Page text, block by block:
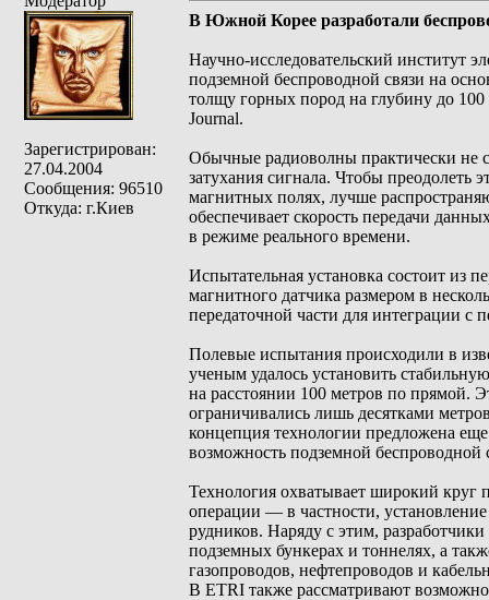
Зарегистрирован:
27.04.2004
Сообщения: 96510
Откуда: г.Киев
В Южной Корее разработали
Научно-исследовательский институт
подземной беспроводной связи на
толщу горных пород на глубину до
Journal.
Обычные радиоволны практически не
затухания сигнала. Чтобы преодолеть
магнитных полях, лучше
обеспечивает скорость передачи
в режиме реального времени.
Испытательная установка состоит из
магнитного датчика размером в
передаточной части для интеграции с
Полевые испытания происходили в
ученым удалось установить
на расстоянии 100 метров по прямой.
ограничивались лишь десятками
концепция технологии предложена
возможность подземной беспроводной
Технология охватывает широкий круг
операции — в частности,
рудников. Наряду с этим,
подземных бункерах и тоннелях, а
газопроводов, нефтепроводов и
В ETRI также рассматривают